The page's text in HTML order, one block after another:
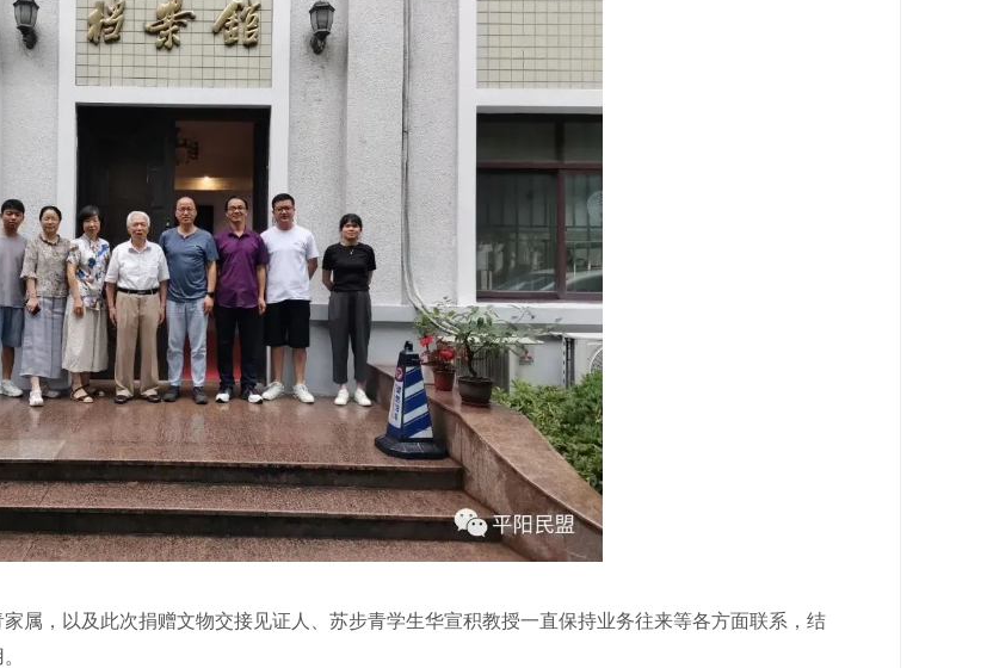
，以及此次捐赠文物交接见证人、苏步青学生华宣积教授一直保持业务往来等各方面联系，结